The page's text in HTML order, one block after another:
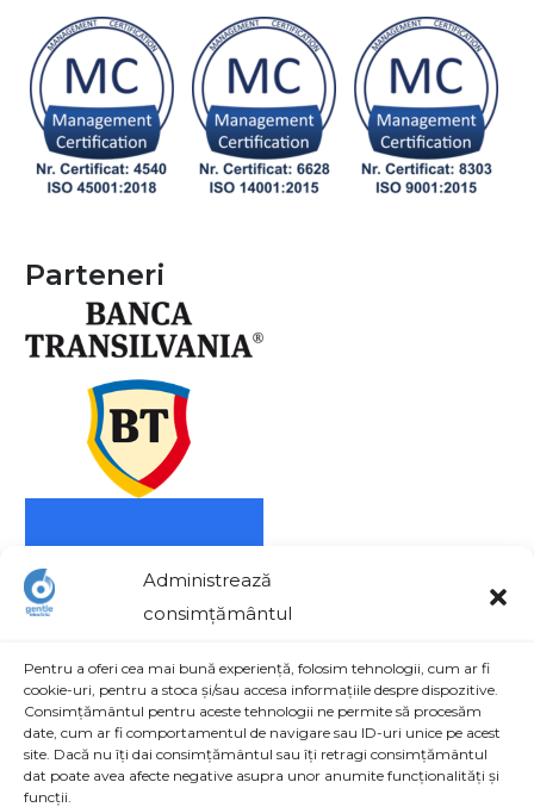
Administrează
consimțământul
Pentru a oferi cea mai bună experiență, folosim tehnologii, cum ar fi
cookie-uri, pentru a stoca și/sau accesa informațiile despre dispozitive.
Consimțământul pentru aceste tehnologii ne permite să procesăm
date, cum ar fi comportamentul de navigare sau ID-uri unice pe acest
site. Dacă nu îți dai consimțământul sau îți retragi consimțământul
dat poate avea afecte negative asupra unor anumite funcționalități și
funcții.
Parteneri
Contact